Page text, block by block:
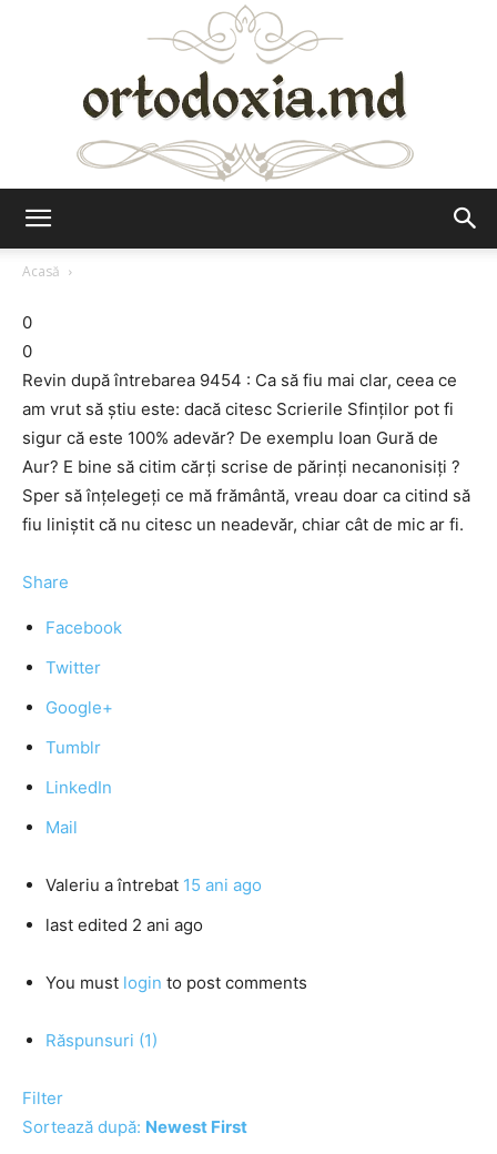
Acasă
0
0
Revin după întrebarea 9454 : Ca să fiu mai clar, ceea ce
am vrut să ştiu este: dacă citesc Scrierile Sfinţilor pot fi
sigur că este 100% adevăr? De exemplu Ioan Gură de
Aur? E bine să citim cărţi scrise de părinţi necanonisiţi ?
Sper să înţelegeţi ce mă frământă, vreau doar ca citind să
fiu liniştit că nu citesc un neadevăr, chiar cât de mic ar fi.
Share
Facebook
Twitter
Google+
Tumblr
LinkedIn
Mail
Valeriu a întrebat 15 ani ago
last edited 2 ani ago
You must login to post comments
Răspunsuri (1)
Filter
Sortează după: Newest First